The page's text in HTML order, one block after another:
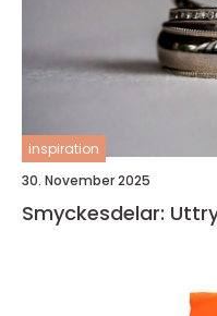
inspiration
30. November 2025
Smyckesdelar: